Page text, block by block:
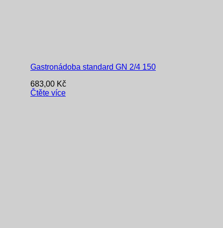
Gastronádoba standard GN 2/4 150
683,00 Kč
Čtěte více